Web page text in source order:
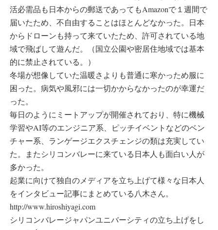
活必需品も日本からの郵送であってもAmazonで１週間で
届いたため、不自由することはほとんどなかった。日本
からドローンも持って来ていたため、許可されている地
域で飛ばして遊んだ。（国立公園や密居住地域では基本
的に禁止されている。）
冬場が想像していた温暖さよりも普通に寒かっため服に
困った。病気や風邪には一切かからなかったのが幸運だ
った。
毎日のようにミートアップが開催されており、特に機械
学習やAI等のエンジニア系、ピッチイベントなどのベン
チャー系、ランゲージエクスチェンジの類は充実してい
た。またシリコンバレーに来ている日本人も面白い人が
多かった。
起業に向けて独自のメディアを立ち上げて様々な日本人
をインタビュー記事にまとめている八木さん。
http://www.hiroshiyagi.com
シリコンバレージャパンユニバーシティの立ち上げをし